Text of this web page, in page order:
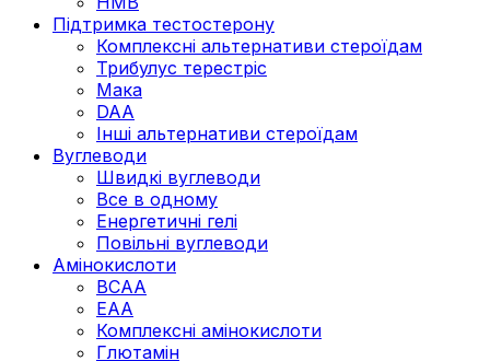
Підтримка тестостерону
Комплексні альтернативи стероїдам
Трибулус терестріс
Мака
DAA
Інші альтернативи стероїдам
Вуглеводи
Швидкі вуглеводи
Все в одному
Енергетичні гелі
Повільні вуглеводи
Амінокислоти
BCAA
EAA
Комплексні амінокислоти
Глютамін